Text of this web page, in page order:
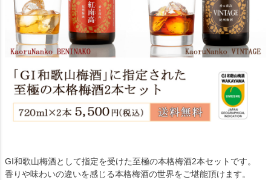
GI和歌山梅酒として指定を受けた至極の本格梅酒2本セットです。
香りや味わいの違いを感じる本格梅酒の世界をご堪能頂けます。